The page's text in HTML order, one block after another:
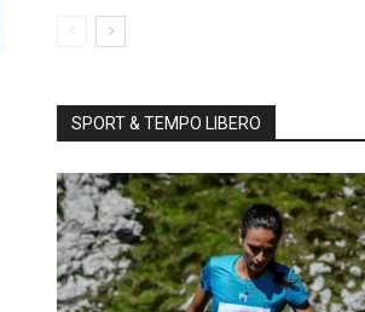
SPORT & TEMPO LIBERO